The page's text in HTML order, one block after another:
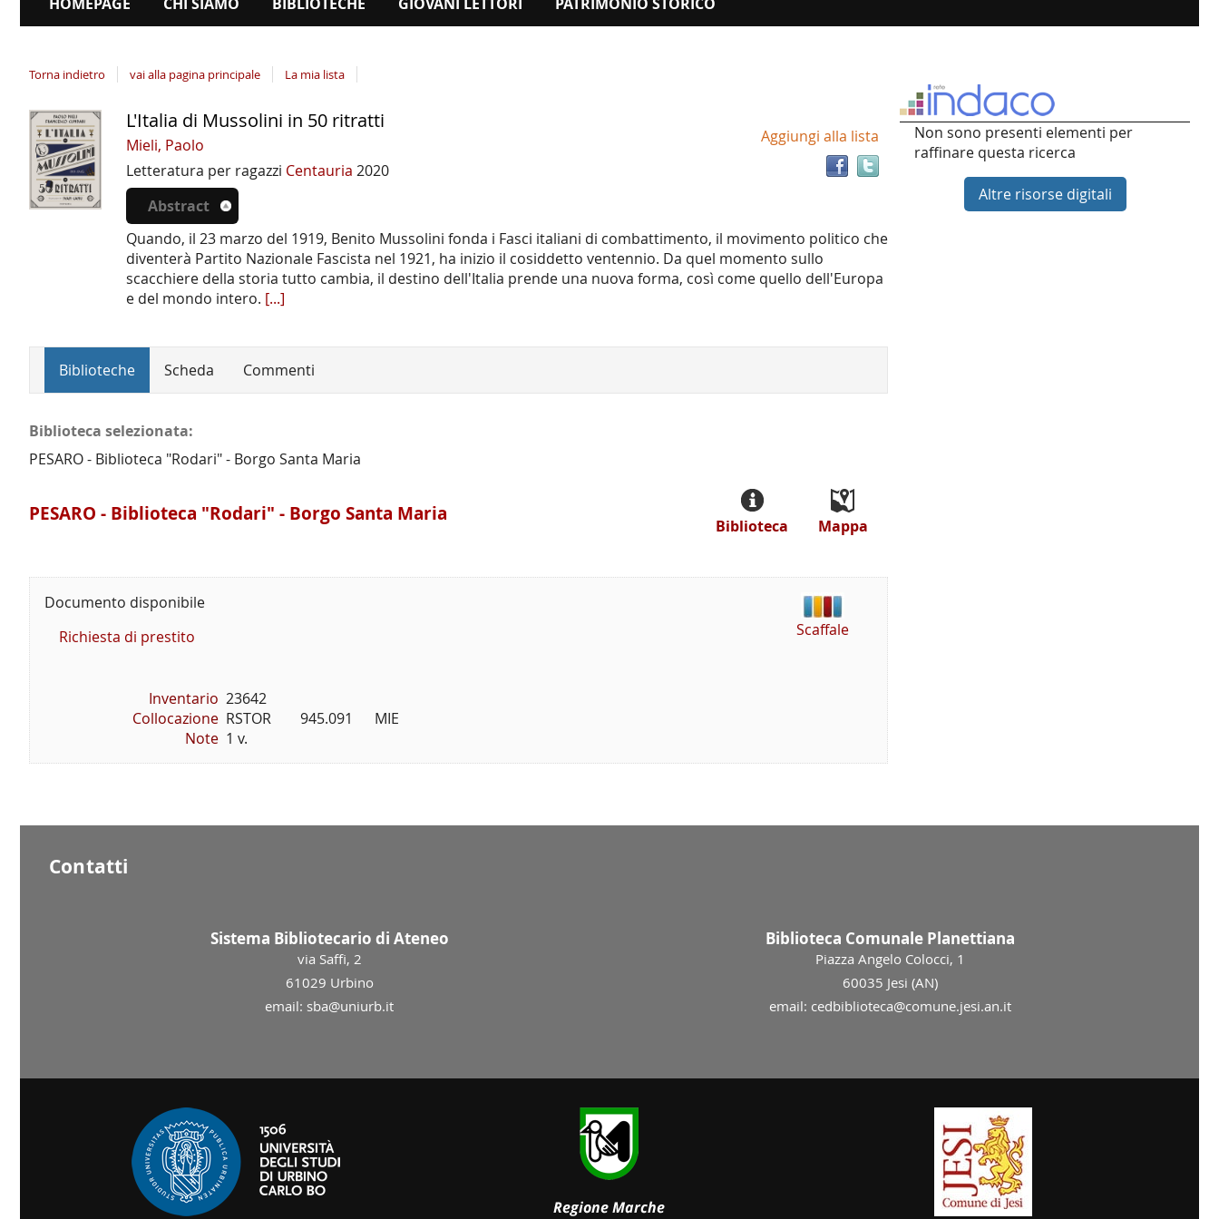
Torna indietro vai alla pagina principale La mia lista
Dettaglio
del
documento
Trova
documento
Aggiungi alla lista
L'Italia di Mussolini in 50 ritratti
Mieli, Paolo
Letteratura per ragazzi Centauria 2020
Abstract
Quando, il 23 marzo del 1919, Benito Mussolini fonda i Fasci italiani di combattimento, il movimento politico che
diventerà Partito Nazionale Fascista nel 1921, ha inizio il cosiddetto ventennio. Da quel momento sullo
scacchiere della storia tutto cambia, il destino dell'Italia prende una nuova forma, così come quello dell'Europa
e del mondo intero. [...]
Biblioteche Scheda Commenti
Biblioteca selezionata:
PESARO - Biblioteca "Rodari" - Borgo Santa Maria
PESARO - Biblioteca "Rodari" - Borgo Santa Maria
Mappa
Biblioteca
Documento disponibile
Richiesta di prestito
Inventario 23642
Collocazione RSTOR        945.091      MIE
Note 1 v.
Scaffale
Non sono presenti elementi per
raffinare questa ricerca
Altre risorse digitali
Contatti
Sistema Bibliotecario di Ateneo
via Saffi, 2
61029 Urbino
email: sba@uniurb.it
Biblioteca Comunale Planettiana
Piazza Angelo Colocci, 1
60035 Jesi (AN)
email: cedbiblioteca@comune.jesi.an.it